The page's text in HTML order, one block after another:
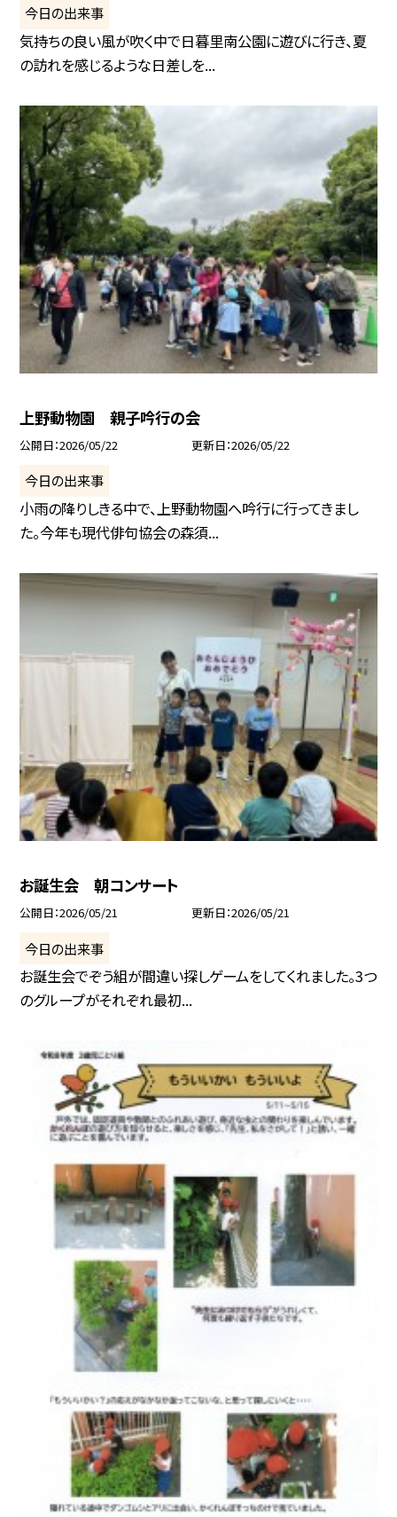
今日の出来事
気持ちの良い風が吹く中で日暮里南公園に遊びに行き、夏
の訪れを感じるような日差しを...
上野動物園 親子吟行の会
公開日 2026/05/22 更新日 2026/05/22
今日の出来事
小雨の降りしきる中で、上野動物園へ吟行に行ってきまし
た。今年も現代俳句協会の森須...
お誕生会 朝コンサート
公開日 2026/05/21 更新日 2026/05/21
今日の出来事
お誕生会でぞう組が間違い探しゲームをしてくれました。3つ
のグループがそれぞれ最初...